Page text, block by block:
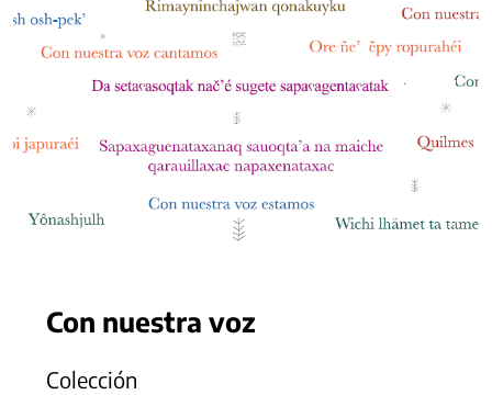
Con nuestra voz
Colección